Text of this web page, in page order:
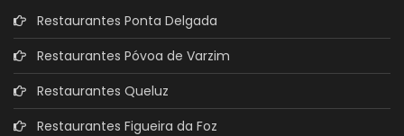
Restaurantes Ponta Delgada
Restaurantes Póvoa de Varzim
Restaurantes Queluz
Restaurantes Figueira da Foz